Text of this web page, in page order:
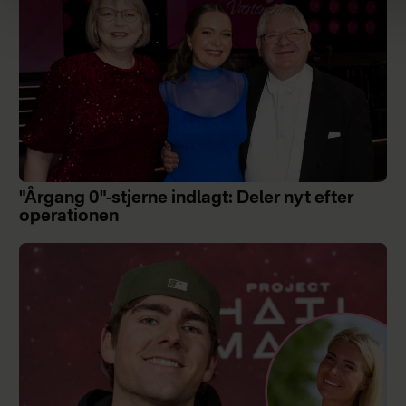
"Årgang 0"-stjerne indlagt: Deler nyt efter
operationen